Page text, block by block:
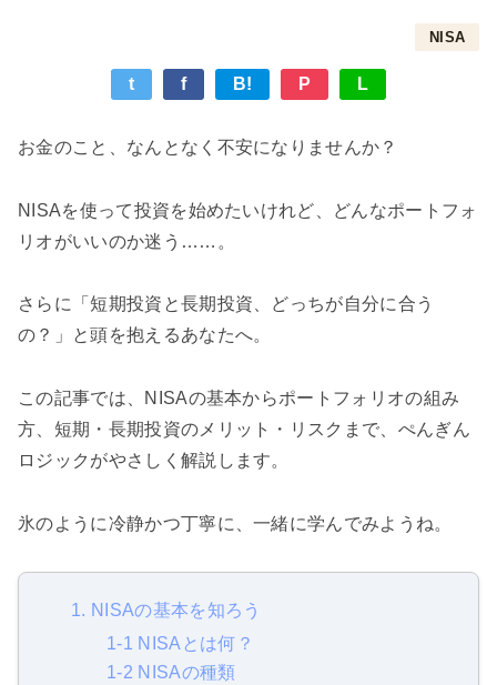
NISA
t f B! P L
お金のこと、なんとなく不安になりませんか？
NISAを使って投資を始めたいけれど、どんなポートフォ
リオがいいのか迷う……。
さらに「短期投資と長期投資、どっちが自分に合う
の？」と頭を抱えるあなたへ。
この記事では、NISAの基本からポートフォリオの組み
方、短期・長期投資のメリット・リスクまで、ぺんぎん
ロジックがやさしく解説します。
氷のように冷静かつ丁寧に、一緒に学んでみようね。
1. NISAの基本を知ろう
1-1 NISAとは何？
1-2 NISAの種類